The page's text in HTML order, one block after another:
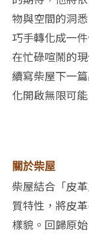
物與空間的洞
巧手轉化成一
在忙碌喧鬧的
續寫柴屋下一
化開啟無限可能
關於柴屋
柴屋結合「皮
質特性，將皮
樣貌。回歸原